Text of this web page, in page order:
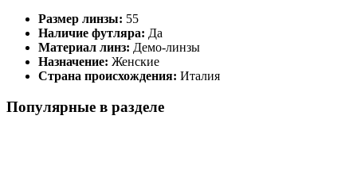
Размер линзы: 55
Наличие футляра: Да
Материал линз: Демо-линзы
Назначение: Женские
Страна происхождения: Италия
Популярные в разделе